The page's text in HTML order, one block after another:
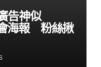
告神似
海報 粉絲揪